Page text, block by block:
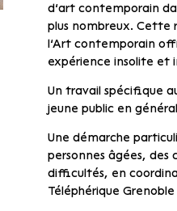
d’art contemporain
plus nombreux. Cette
l’Art contemporain
expérience insolite et
Un travail spécifique
jeune public en
Une démarche
personnes âgées, des
difficultés, en
Téléphérique